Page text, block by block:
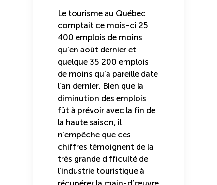
Le tourisme au Québec
comptait ce mois-ci 25
400 emplois de moins
qu’en août dernier et
quelque 35 200 emplois
de moins qu’à pareille date
l’an dernier. Bien que la
diminution des emplois
fût à prévoir avec la fin de
la haute saison, il
n’empêche que ces
chiffres témoignent de la
très grande difficulté de
l’industrie touristique à
récupérer la main-d’œuvre